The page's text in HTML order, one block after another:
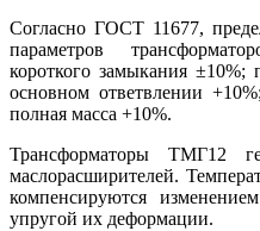
Согласно ГОСТ 11677,
параметров
короткого замыкания ±10%;
основном ответвлении
полная масса +10%.
Трансформаторы ТМГ12
маслорасширителей.
компенсируются
упругой их деформации.